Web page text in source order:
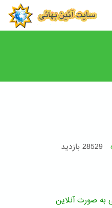
28529 بازدید
به صورت آنلاین